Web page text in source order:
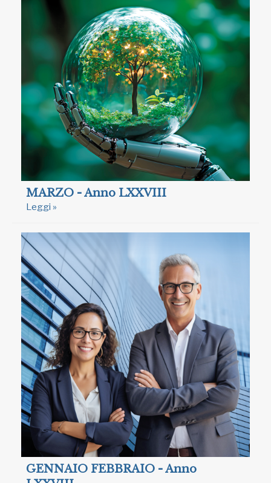
MARZO - Anno LXXVIII
Leggi »
GENNAIO FEBBRAIO - Anno